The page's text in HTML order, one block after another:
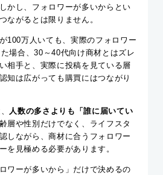
かし、フォロワーが多いからとい
ながるとは限りません。
100万人いても、実際のフォロワー
場合、30～40代向け商材とはズレ
相手と、実際に投稿を見ている層
知は広がっても購買にはつながり
人数の多さよりも「誰に届いてい
層や性別だけでなく、ライフスタ
しながら、商材に合うフォロワー
を見極める必要があります。
ワーが多いから」だけで決めるの